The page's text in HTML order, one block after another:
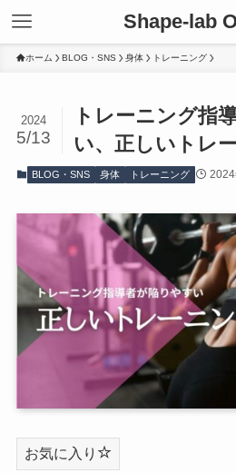
Shape-lab
ホーム BLOG・SNS 身体 トレーニング
トレーニング指
い、正しいトレ
2024
5/13
BLOG・SNS 身体 トレーニング 2024
お気に入り